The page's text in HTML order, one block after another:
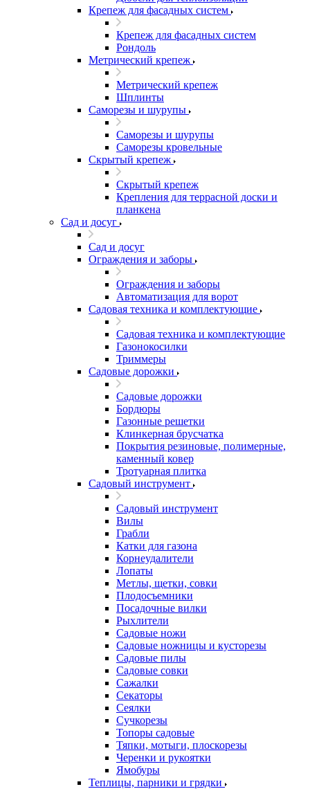
Крепеж для фасадных систем
Крепеж для фасадных систем
Рондоль
Метрический крепеж
Метрический крепеж
Шплинты
Саморезы и шурупы
Саморезы и шурупы
Саморезы кровельные
Скрытый крепеж
Скрытый крепеж
Крепления для террасной доски и
планкена
Сад и досуг
Сад и досуг
Ограждения и заборы
Ограждения и заборы
Автоматизация для ворот
Садовая техника и комплектующие
Садовая техника и комплектующие
Газонокосилки
Триммеры
Садовые дорожки
Садовые дорожки
Бордюры
Газонные решетки
Клинкерная брусчатка
Покрытия резиновые, полимерные,
каменный ковер
Тротуарная плитка
Садовый инструмент
Садовый инструмент
Вилы
Грабли
Катки для газона
Корнеудалители
Лопаты
Метлы, щетки, совки
Плодосъемники
Посадочные вилки
Рыхлители
Садовые ножи
Садовые ножницы и кусторезы
Садовые пилы
Садовые совки
Сажалки
Секаторы
Сеялки
Сучкорезы
Топоры садовые
Тяпки, мотыги, плоскорезы
Черенки и рукоятки
Ямобуры
Теплицы, парники и грядки